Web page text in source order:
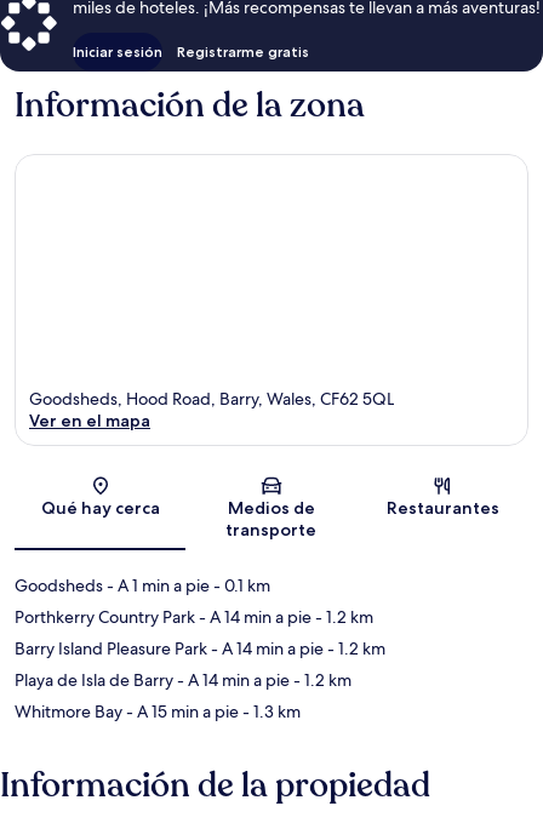
miles de hoteles. ¡Más recompensas te llevan a más aventuras!
Iniciar sesión Registrarme gratis
Información de la zona
Sección del mapa
Goodsheds, Hood Road, Barry, Wales, CF62 5QL
Ver en el mapa
Qué hay cerca
Medios de
transporte
Restaurantes
Goodsheds- A 1 min a pie- 0.1 km
Porthkerry Country Park- A 14 min a pie- 1.2 km
Barry Island Pleasure Park- A 14 min a pie- 1.2 km
Playa de Isla de Barry- A 14 min a pie- 1.2 km
Whitmore Bay- A 15 min a pie- 1.3 km
Información de la propiedad